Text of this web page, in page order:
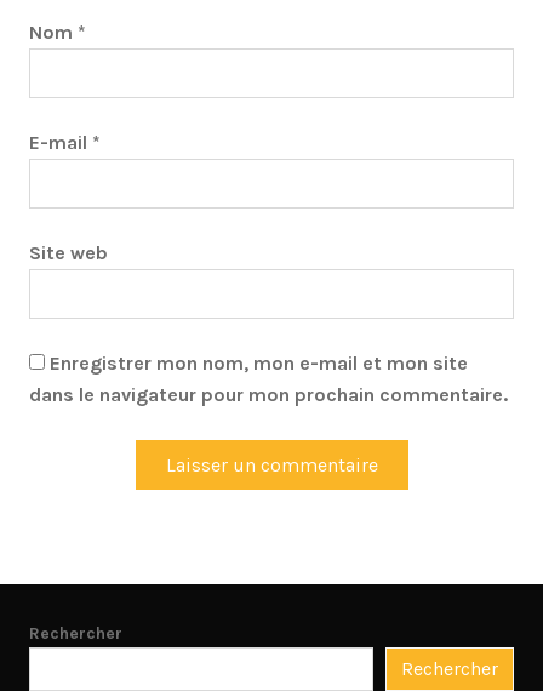
Nom *
E-mail *
Site web
Enregistrer mon nom, mon e-mail et mon site
dans le navigateur pour mon prochain commentaire.
Rechercher
Rechercher